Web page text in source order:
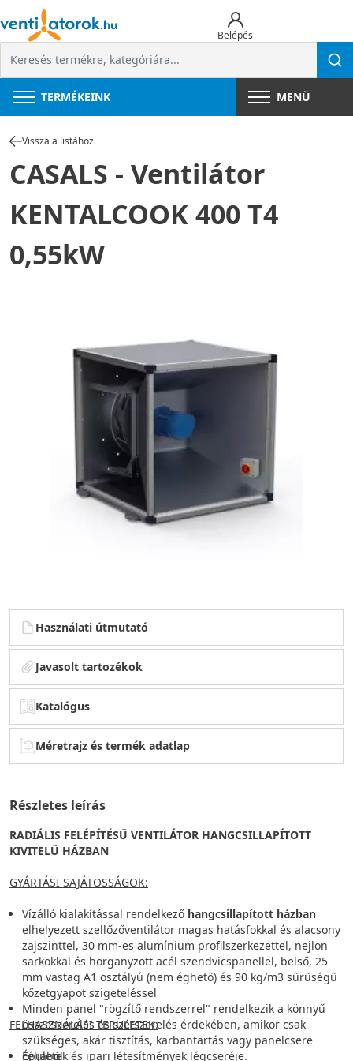
Belépés
TERMÉKEINK MENÜ
Vissza a listához
CASALS - Ventilátor
KENTALCOOK 400 T4
0,55kW
Használati útmutató
Javasolt tartozékok
Katalógus
Méretrajz és termék adatlap
Részletes leírás
RADIÁLIS FELÉPÍTÉSŰ VENTILÁTOR HANGCSILLAPÍTOTT
KIVITELŰ HÁZBAN
GYÁRTÁSI SAJÁTOSSÁGOK:
Vízálló kialakítással rendelkező hangcsillapított házban
elhelyezett szellőzőventilátor magas hatásfokkal és alacsony
zajszinttel, 30 mm-es alumínium profilszerkezettel, nejlon
sarkokkal és horganyzott acél szendvicspanellel, belső, 25
mm vastag A1 osztályú (nem éghető) és 90 kg/m3 sűrűségű
kőzetgyapot szigeteléssel
Minden panel "rögzítő rendszerrel" rendelkezik a könnyű
összeszerelés és szétszerelés érdekében, amikor csak
szükséges, akár tisztítás, karbantartás vagy panelcsere
céljából
FELHASZNÁLÁSI TERÜLETEK:
Épületek és ipari létesítmények légcseréje.